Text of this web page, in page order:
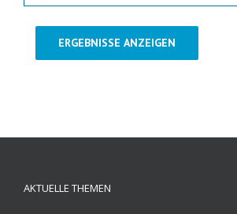
ERGEBNISSE ANZEIGEN
AKTUELLE THEMEN